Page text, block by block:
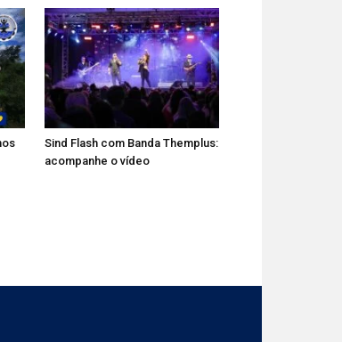
Sind Flash com Banda Themplus:
acompanhe o vídeo